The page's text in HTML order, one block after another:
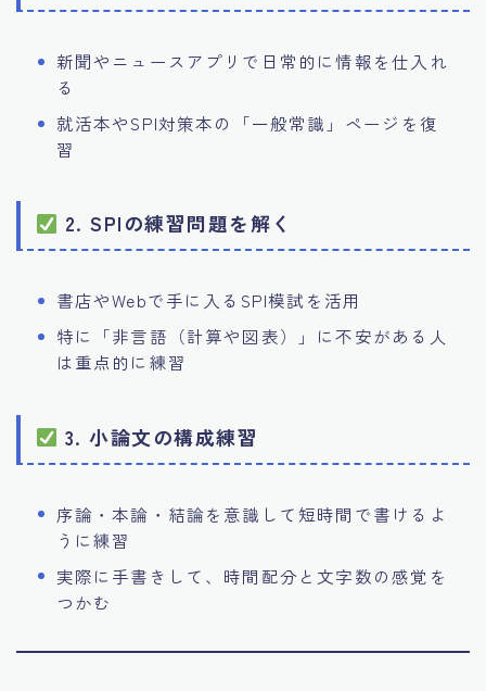
新聞やニュースアプリで日常的に情報を仕入れ
る
就活本やSPI対策本の「一般常識」ページを復
習
2. SPIの練習問題を解く
書店やWebで手に入るSPI模試を活用
特に「非言語（計算や図表）」に不安がある人
は重点的に練習
3. 小論文の構成練習
序論・本論・結論を意識して短時間で書けるよ
うに練習
実際に手書きして、時間配分と文字数の感覚を
つかむ